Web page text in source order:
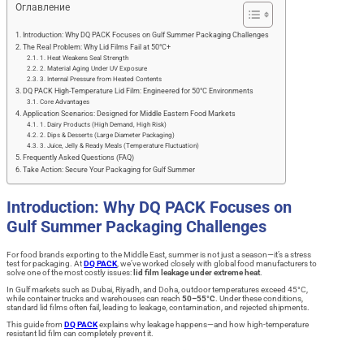
Оглавление
Introduction: Why DQ PACK Focuses on Gulf Summer Packaging Challenges
The Real Problem: Why Lid Films Fail at 50°C+
1. Heat Weakens Seal Strength
2. Material Aging Under UV Exposure
3. Internal Pressure from Heated Contents
DQ PACK High-Temperature Lid Film: Engineered for 50°C Environments
Core Advantages
Application Scenarios: Designed for Middle Eastern Food Markets
1. Dairy Products (High Demand, High Risk)
2. Dips & Desserts (Large Diameter Packaging)
3. Juice, Jelly & Ready Meals (Temperature Fluctuation)
Frequently Asked Questions (FAQ)
Take Action: Secure Your Packaging for Gulf Summer
Introduction: Why DQ PACK Focuses on
Gulf Summer Packaging Challenges
For food brands exporting to the Middle East, summer is not just a season—it’s a stress
test for packaging. AtDQ PACK , we’ve worked closely with global food manufacturers to
solve one of the most costly issues: lid film leakage under extreme heat.
In Gulf markets such as Dubai, Riyadh, and Doha, outdoor temperatures exceed 45°C,
while container trucks and warehouses can reach 50–55°C . Under these conditions,
standard lid films often fail, leading to leakage, contamination, and rejected shipments.
This guide from DQ PACKexplains why leakage happens—and how high-temperature
resistant lid film can completely prevent it.